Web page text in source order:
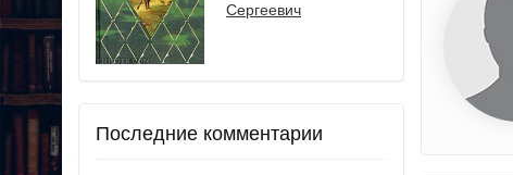
Сергеевич
Последние комментарии